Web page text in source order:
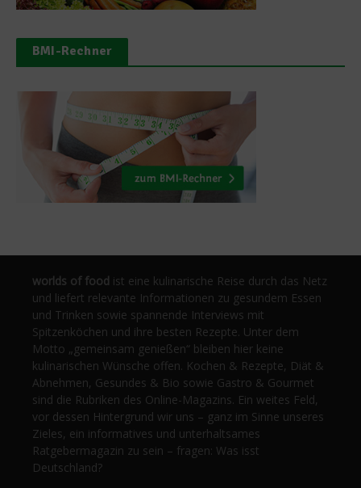
BMI-Rechner
worlds of food ist eine kulinarische Reise durch das Netz
und liefert relevante Informationen zu gesundem Essen
und Trinken sowie spannende Interviews mit
Spitzenköchen und ihre besten Rezepte. Unter dem
Motto „gemeinsam genießen“ bleiben hier keine
kulinarischen Wünsche offen. Kochen & Rezepte, Diät &
Abnehmen, Gesundes & Bio sowie Gastro & Gourmet
sind die Rubriken des Online-Magazins. Ein weites Feld,
vor dessen Hintergrund wir uns – ganz im Sinne unseres
Zieles, ein informatives und unterhaltsames
Ratgebermagazin zu sein – fragen: Was isst
Deutschland?